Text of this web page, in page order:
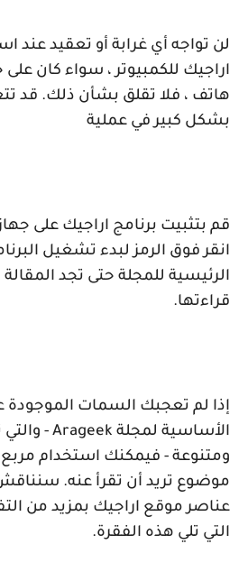
لن تواجه أي غرابة أو تعقيد عند
اراجيك للكمبيوتر ، سواء كان على
هاتف ، فلا تقلق بشأن ذلك. قد
بشكل كبير في عملية
قم بتثبيت برنامج اراجيك على
انقر فوق الرمز لبدء تشغيل
الرئيسية للمجلة حتى تجد
قراءتها.
إذا لم تعجبك السمات الموجودة
الأساسية لمجلة Arageek - والتي
ومتنوعة - فيمكنك استخدام
موضوع تريد أن تقرأ عنه.
عناصر موقع اراجيك بمزيد من
التي تلي هذه الفقرة.